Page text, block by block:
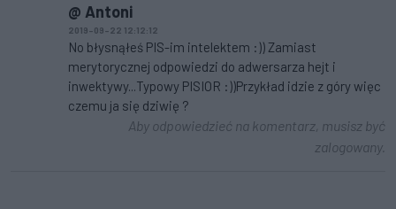
@ Antoni
2019-09-22 12:12:12
No błysnąłeś PIS-im intelektem :)) Zamiast
merytorycznej odpowiedzi do adwersarza hejt i
inwektywy...Typowy PISIOR :))Przykład idzie z góry więc
czemu ja się dziwię ?
Aby odpowiedzieć na komentarz, musisz być
zalogowany.